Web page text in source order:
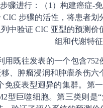
骤进行：（1）构建癌症-
CIC 步骤的活性，将患者
中验证 CIC 亚型的预测
组和代谢特
用既往发表的一个包含
、肿瘤浸润和肿瘤杀伤六
免疫表型迥异的集群。第
型巨噬细胞。第三类则是